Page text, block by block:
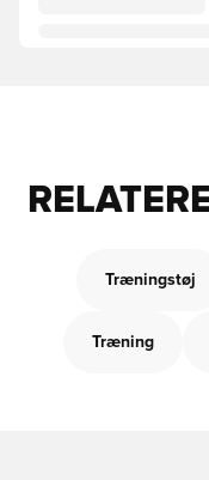
Træningstøj
Træning